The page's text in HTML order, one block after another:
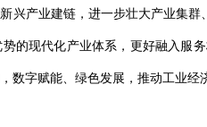
兴产业建链，进一步壮大产业集
的现代化产业体系，更好融入服
数字赋能、绿色发展，推动工业经